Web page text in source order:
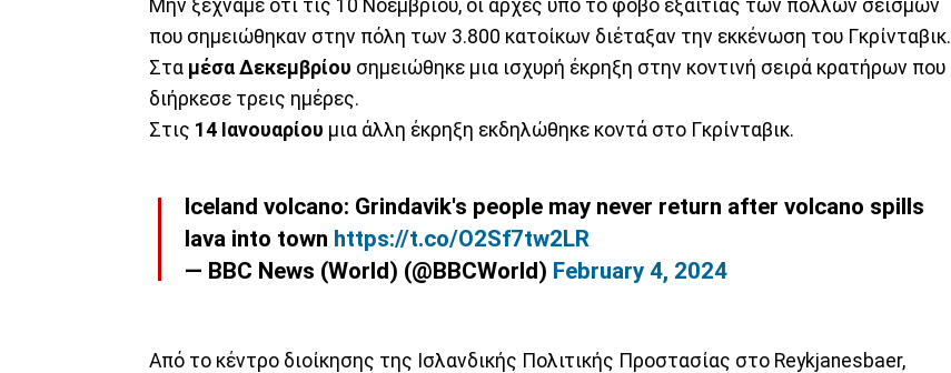
Μην ξεχνάμε ότι τις 10 Νοεμβρίου, οι αρχές υπό το φόβο εξαιτίας των πολλών σεισμών
που σημειώθηκαν στην πόλη των 3.800 κατοίκων διέταξαν την εκκένωση του Γκρίνταβικ.
Στα μέσα Δεκεμβρίου σημειώθηκε μια ισχυρή έκρηξη στην κοντινή σειρά κρατήρων που
διήρκεσε τρεις ημέρες.
Στις 14 Ιανουαρίου μια άλλη έκρηξη εκδηλώθηκε κοντά στο Γκρίνταβικ.
Iceland volcano: Grindavik's people may never return after volcano spills
lava into town https://t.co/O2Sf7tw2LR
— BBC News (World) (@BBCWorld) February 4, 2024
Από το κέντρο διοίκησης της Ισλανδικής Πολιτικής Προστασίας στο Reykjanesbaer,